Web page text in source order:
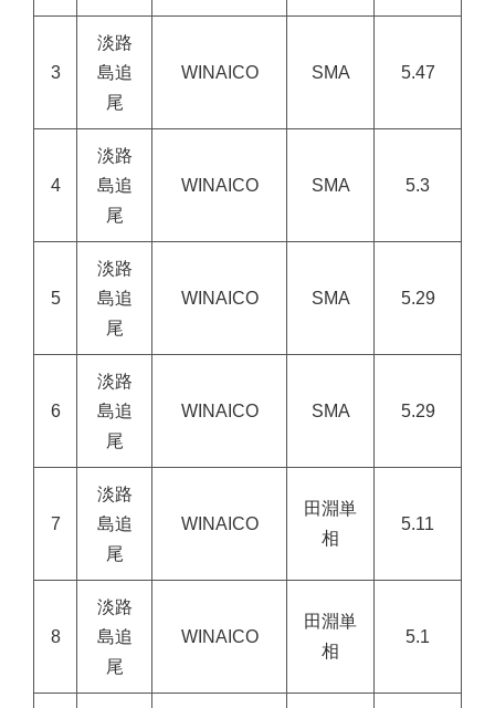
3
淡路
島追
尾
WINAICO SMA 5.47
4
淡路
島追
尾
WINAICO SMA 5.3
5
淡路
島追
尾
WINAICO SMA 5.29
6
淡路
島追
尾
WINAICO SMA 5.29
7
淡路
島追
尾
WINAICO
田淵単
相
5.11
8
淡路
島追
尾
WINAICO
田淵単
相
5.1